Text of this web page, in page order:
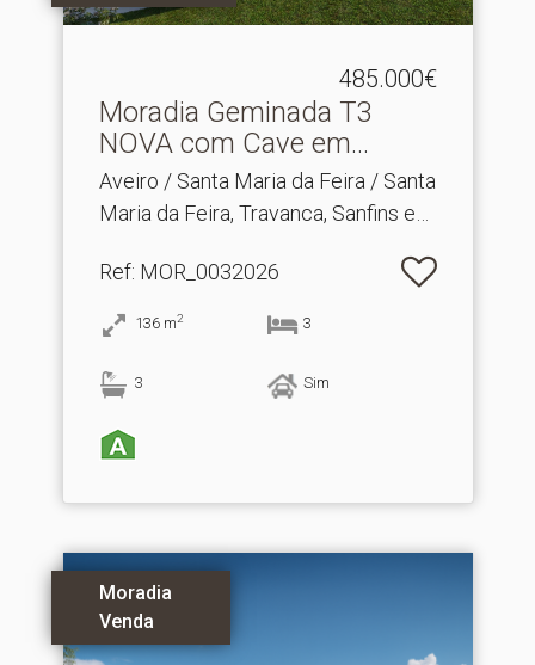
485.000€
Moradia Geminada T3
NOVA com Cave em
Travanca.​..
Aveiro / Santa Maria da Feira / Santa
Maria da Feira, Travanca, Sanfins e
Ref: MOR_0032026
136 m2 3
3 Sim
Moradia
Venda